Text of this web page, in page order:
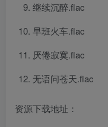
继续沉醉.flac
早班火车.flac
厌倦寂寞.flac
无语问苍天.flac
资源下载地址：